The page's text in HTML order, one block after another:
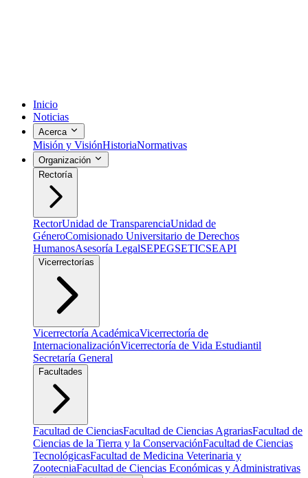
Inicio
Noticias
Acerca
Misión y VisiónHistoriaNormativas
Organización
Rectoría
RectorUnidad de TransparenciaUnidad de
GéneroComisionado Universitario de Derechos
HumanosAsesoría LegalSEPEGSETICSEAPI
Vicerrectorías
Vicerrectoría AcadémicaVicerrectoría de
InternacionalizaciónVicerrectoría de Vida Estudiantil
Secretaría General
Facultades
Facultad de CienciasFacultad de Ciencias AgrariasFacultad de
Ciencias de la Tierra y la ConservaciónFacultad de Ciencias
TecnológicasFacultad de Medicina Veterinaria y
ZootecniaFacultad de Ciencias Económicas y Administrativas